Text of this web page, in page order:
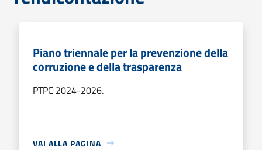
Piano triennale per la prevenzione della
corruzione e della trasparenza
PTPC 2024-2026.
VAI ALLA PAGINA